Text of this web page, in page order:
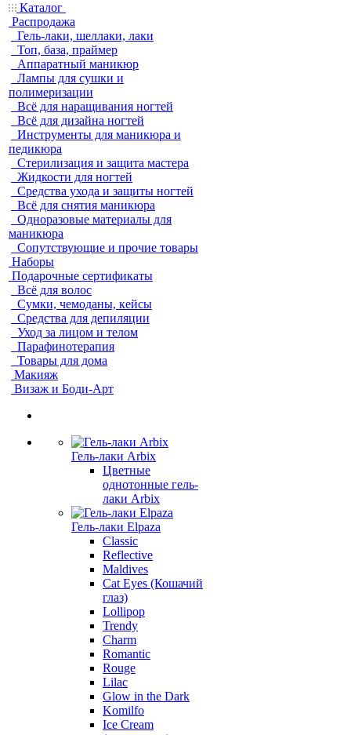
Каталог
Распродажа
Гель-лаки, шеллаки, лаки
Топ, база, праймер
Аппаратный маникюр
Лампы для сушки и
полимеризации
Всё для наращивания ногтей
Всё для дизайна ногтей
Инструменты для маникюра и
педикюра
Стерилизация и защита мастера
Жидкости для ногтей
Средства ухода и защиты ногтей
Всё для снятия маникюра
Одноразовые материалы для
маникюра
Сопутствующие и прочие товары
Наборы
Подарочные сертификаты
Всё для волос
Сумки, чемоданы, кейсы
Средства для депиляции
Уход за лицом и телом
Парафинотерапия
Товары для дома
Макияж
Визаж и Боди-Арт
Гель-лаки Arbix
Цветные
однотонные гель-
лаки Arbix
Гель-лаки Elpaza
Classic
Reflective
Maldives
Cat Eyes (Кошачий
глаз)
Lollipop
Trendy
Charm
Romantic
Rouge
Lilac
Glow in the Dark
Komilfo
Ice Cream